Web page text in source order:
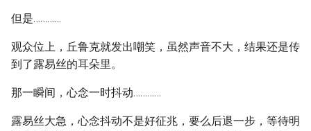
但是…………
观众位上，丘鲁克就发出嘲笑，虽然声音不大，结果还是传
到了露易丝的耳朵里。
那一瞬间，心念一时抖动…………
露易丝大急，心念抖动不是好征兆，要么后退一步，等待明